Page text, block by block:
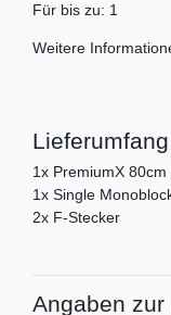
Für bis zu: 1
Weitere
Lieferumfang
1x PremiumX
1x Single
2x F-Stecker
Angaben